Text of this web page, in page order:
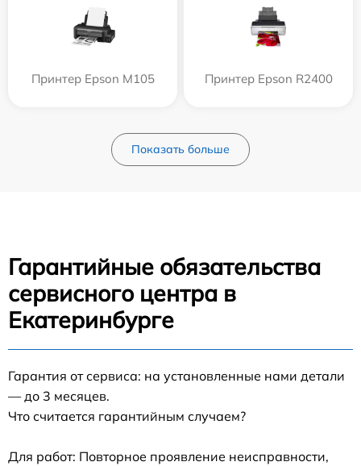
Принтер Epson M105 Принтер Epson R2400
Показать больше
Гарантийные обязательства
сервисного центра в
Екатеринбурге
Гарантия от сервиса: на установленные нами детали
— до 3 месяцев.
Что считается гарантийным случаем?
Для работ: Повторное проявление неисправности,